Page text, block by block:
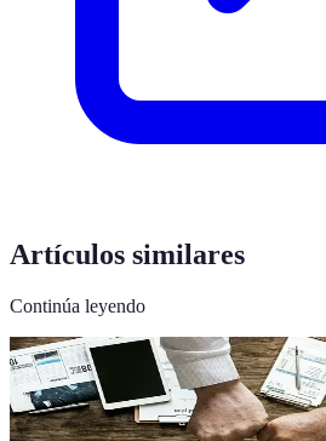
Artículos similares
Continúa leyendo